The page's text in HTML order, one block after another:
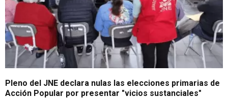
Pleno del JNE declara nulas las elecciones primarias de
Acción Popular por presentar "vicios sustanciales"